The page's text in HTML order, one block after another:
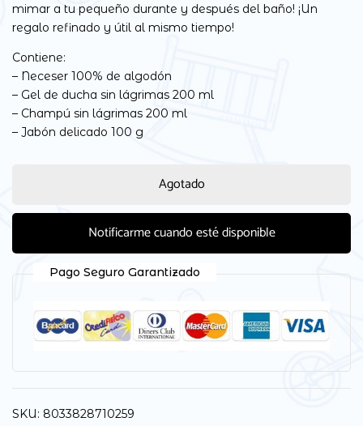
mimar a tu pequeño durante y después del baño! ¡Un
regalo refinado y útil al mismo tiempo!
Contiene:
– Neceser 100% de algodón
– Gel de ducha sin lágrimas 200 ml
– Champú sin lágrimas 200 ml
– Jabón delicado 100 g
Agotado
Notificarme cuando esté disponible
Pago Seguro Garantizado
SKU: 8033828710259